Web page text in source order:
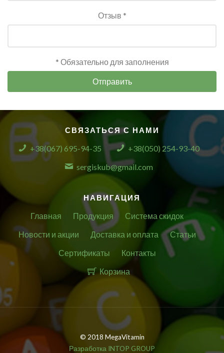
Отзыв *
* Обязательно для заполнения
Отправить
СВЯЗАТЬСЯ С НАМИ
+38(067) 695-94-35
+38(050) 254-93-40
sergiskub@gmail.com
НАВИГАЦИЯ
Главная Продукция
Система скидок
Новости и акции
Доставка и оплата
Статьи
Сертификаты
Контакты
Корзина
© 2018 MegaVitamin
Разработка INTOP GROUP